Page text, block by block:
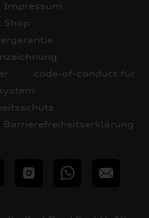
Impressum
Shop
code-of-conduct für
Barrierefreiheitserklärung
InstagramWhatsApp
E-